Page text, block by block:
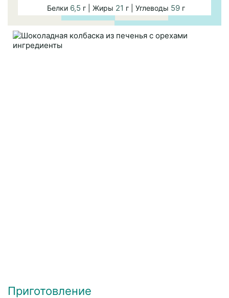
Белки 6,5 г | Жиры 21 г | Углеводы 59г
Приготовление